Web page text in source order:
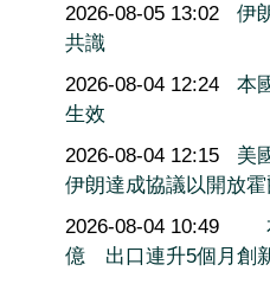
2026-08-05 13:02
伊
共識
2026-08-04 12:24
本
生效
2026-08-04 12:15
美
伊朗達成協議以開放
2026-08-04 10:49
億 出口連升5個月創